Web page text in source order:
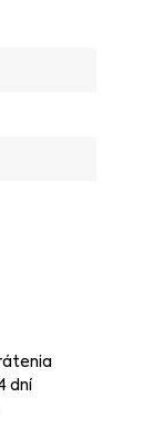
dní